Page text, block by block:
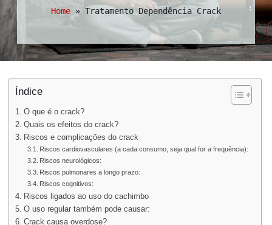
Home » Tratamento Dependência Crack
Índice
O que é o crack?
Quais os efeitos do crack?
Riscos e complicações do crack
Riscos cardiovasculares (a cada consumo, seja qual for a frequência):
Riscos neurológicos:
Riscos pulmonares a longo prazo:
Riscos cognitivos:
Riscos ligados ao uso do cachimbo
O uso regular também pode causar:
Crack causa overdose?